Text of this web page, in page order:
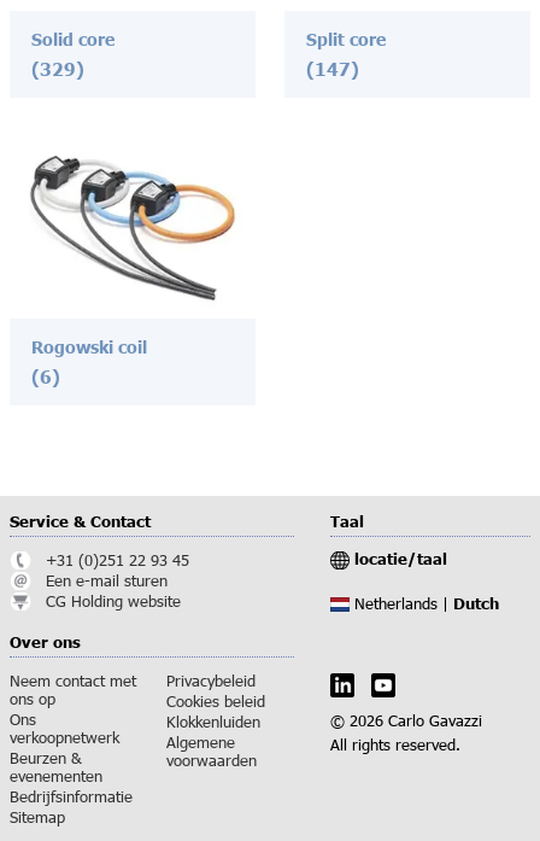
Solid core
(329)
Split core
(147)
Rogowski coil
(6)
Service & Contact
+31 (0)251 22 93 45
Een e-mail sturen
CG Holding website
Over ons
Neem contact met
ons op
Ons
verkoopnetwerk
Beurzen &
evenementen
Bedrijfsinformatie
Sitemap
Privacybeleid
Cookies beleid
Klokkenluiden
Algemene
voorwaarden
Taal
locatie/taal
Netherlands | Dutch
© 2026 Carlo Gavazzi
All rights reserved.